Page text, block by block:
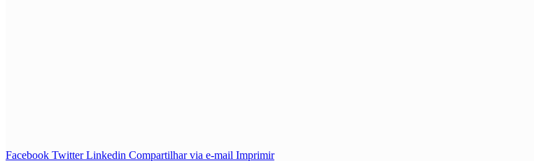
Facebook Twitter Linkedin Compartilhar via e-mail Imprimir